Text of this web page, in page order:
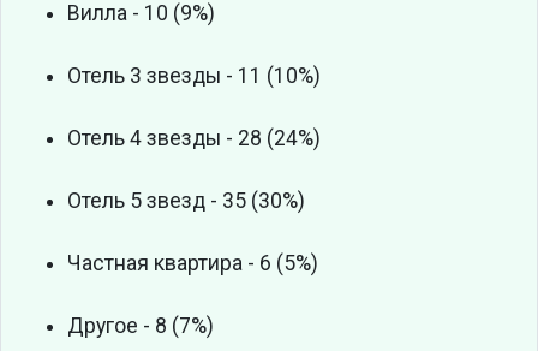
Вилла - 10 (9%)
Отель 3 звезды - 11 (10%)
Отель 4 звезды - 28 (24%)
Отель 5 звезд - 35 (30%)
Частная квартира - 6 (5%)
Другое - 8 (7%)